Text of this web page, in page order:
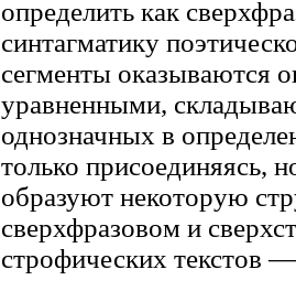
определить как
синтагматику
сегменты оказываются
уравненными,
однозначных в
только присоединяясь,
образуют некоторую
сверхфразовом и
строфических текстов